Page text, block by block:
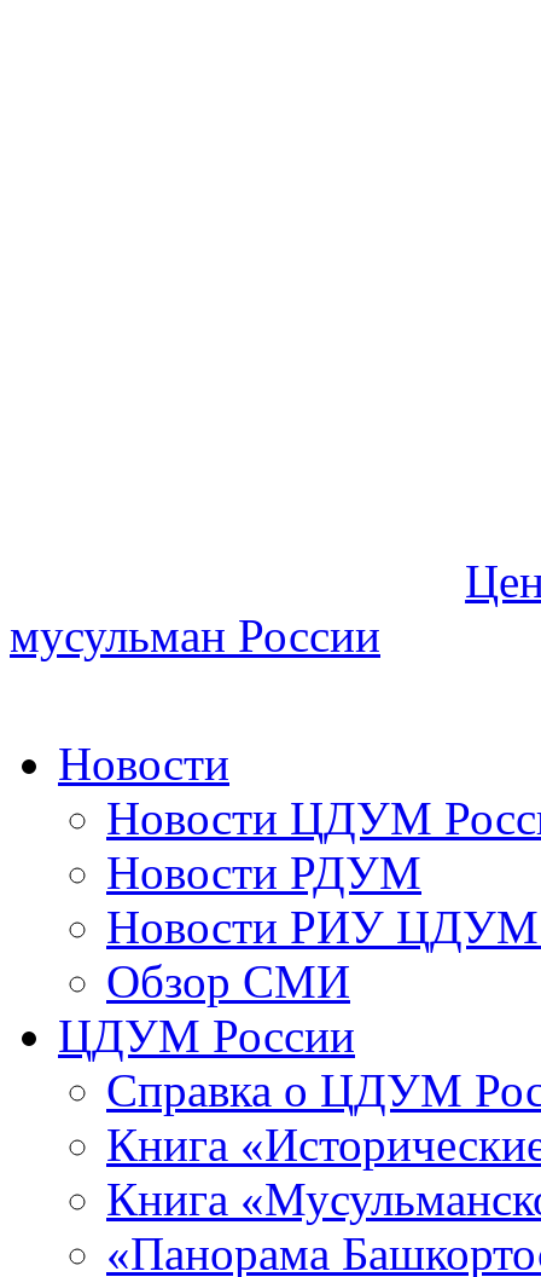
мусульман России
Новости
Новости ЦДУМ
Новости РДУМ
Новости РИУ ЦДУМ
Обзор СМИ
ЦДУМ России
Справка о ЦДУМ
Книга
Книга
«Панорама